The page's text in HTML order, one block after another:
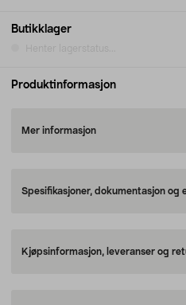
Butikklager
Produktinformasjon
Mer informasjon
Spesifikasjoner, dokumentasjon og
Kjøpsinformasjon, leveranser og